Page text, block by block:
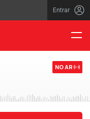
Entrar
NO AR